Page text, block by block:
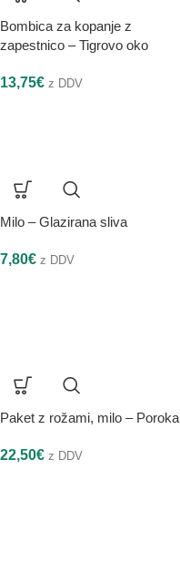
Bombica za kopanje z
zapestnico – Tigrovo oko
13,75€ z DDV
Milo – Glazirana sliva
7,80€ z DDV
Paket z rožami, milo – Poroka
22,50€ z DDV